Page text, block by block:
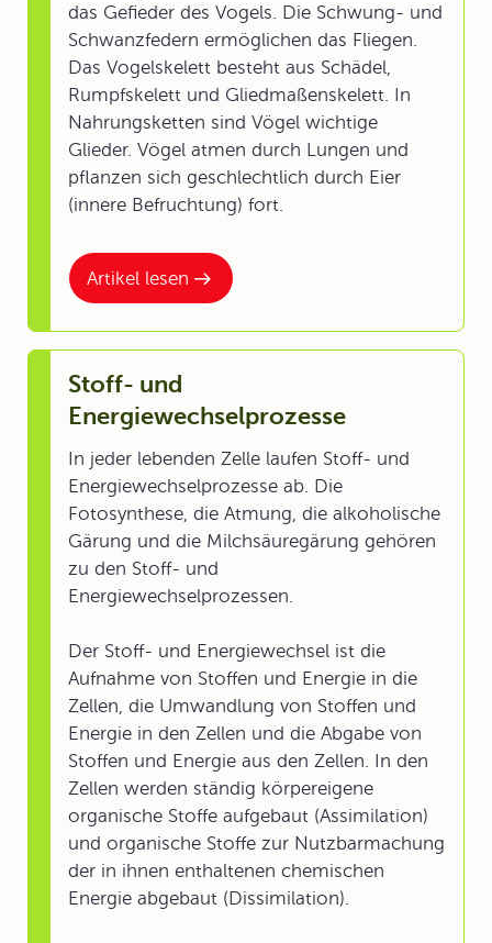
Artikel lesen
das Gefieder des Vogels. Die Schwung- und
Schwanzfedern ermöglichen das Fliegen.
Das Vogelskelett besteht aus Schädel,
Rumpfskelett und Gliedmaßenskelett. In
Nahrungsketten sind Vögel wichtige
Glieder. Vögel atmen durch Lungen und
pflanzen sich geschlechtlich durch Eier
(innere Befruchtung) fort.
Stoff- und
Energiewechselprozesse
In jeder lebenden Zelle laufen Stoff- und
Energiewechselprozesse ab. Die
Fotosynthese, die Atmung, die alkoholische
Gärung und die Milchsäuregärung gehören
zu den Stoff- und
Energiewechselprozessen.
Der Stoff- und Energiewechsel ist die
Aufnahme von Stoffen und Energie in die
Zellen, die Umwandlung von Stoffen und
Energie in den Zellen und die Abgabe von
Stoffen und Energie aus den Zellen. In den
Zellen werden ständig körpereigene
organische Stoffe aufgebaut (Assimilation)
und organische Stoffe zur Nutzbarmachung
der in ihnen enthaltenen chemischen
Energie abgebaut (Dissimilation).